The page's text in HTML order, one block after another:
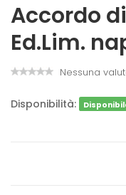
Accordo
Ed.Lim.
Nessuna
Disponibilità: